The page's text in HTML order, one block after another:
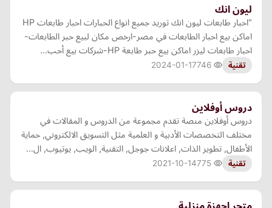
ليون انك
"احبار طابعات ليون انك توريد جميع انواع الحبارات احبار طابعات HP
اماكن بيع احبار الطابعات في مصر-ارخص مكان لبيع حبر الطابعات-
احبار طابعات ليزر اماكن بيع حبر طابعة HP-شركات بيع أحب…
تقنية 2024-01-17
دروس أوفلاين
دروس أوفلاين منصة تقدم مجموعة من الدروس و المقالات في
مختلف التخصصات الأدبية و العلمية مثل التسويق الالكتروني, حماية
الأطفال, تطوير الذات, اعلانات جوجل, التقنية, الويب, يوتيوب, ال…
تقنية 2021-10-14